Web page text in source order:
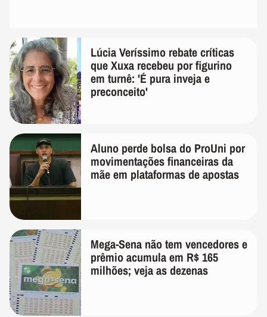
Lúcia Veríssimo rebate críticas
que Xuxa recebeu por figurino
em turnê: 'É pura inveja e
preconceito'
Aluno perde bolsa do ProUni por
movimentações financeiras da
mãe em plataformas de apostas
Mega-Sena não tem vencedores e
prêmio acumula em R$ 165
milhões; veja as dezenas